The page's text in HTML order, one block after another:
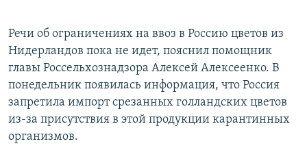
Речи об ограничениях на ввоз в Россию цветов из
Нидерландов пока не идет, пояснил помощник
главы Россельхознадзора Алексей Алексеенко. В
понедельник появилась информация, что Россия
запретила импорт срезанных голландских цветов
из-за присутствия в этой продукции карантинных
организмов.